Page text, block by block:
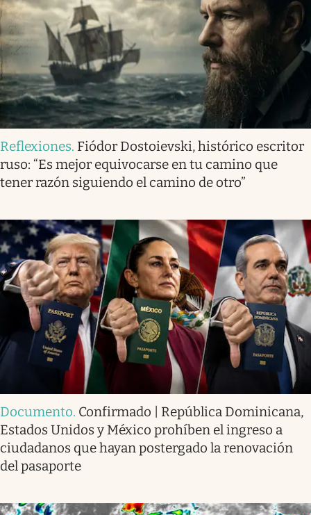
Reflexiones. Fiódor Dostoievski, histórico escritor
ruso: “Es mejor equivocarse en tu camino que
tener razón siguiendo el camino de otro”
Documento. Confirmado | República Dominicana,
Estados Unidos y México prohíben el ingreso a
ciudadanos que hayan postergado la renovación
del pasaporte